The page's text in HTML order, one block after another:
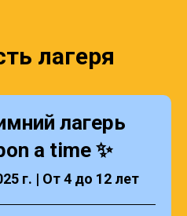
лагеря
лагерь
a time ✨
г. | От 4 до 12 лет